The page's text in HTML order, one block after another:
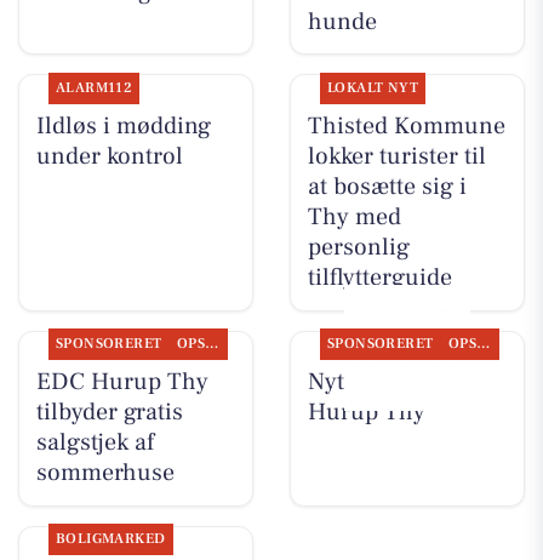
hunde
ALARM112
Ildløs i mødding
under kontrol
LOKALT NYT
Thisted Kommune
lokker turister til
at bosætte sig i
Thy med
personlig
tilflytterguide
SPONSORERET OPSLAGSTAVLEN
EDC Hurup Thy
tilbyder gratis
salgstjek af
sommerhuse
SPONSORERET OPSLAGSTAVLEN
Nyt fra EDC
Hurup Thy
BOLIGMARKED